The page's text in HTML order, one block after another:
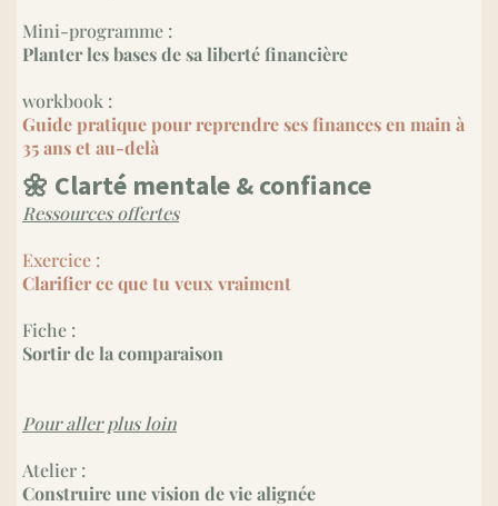
Mini-programme :
Planter les bases de sa liberté financière
workbook :
Guide pratique pour reprendre ses finances en main à
35 ans et au-delà
🌼 Clarté mentale & confiance
Ressources offertes
Exercice :
Clarifier ce que tu veux vraiment
Fiche :
Sortir de la comparaison
Pour aller plus loin
Atelier :
Construire une vision de vie alignée